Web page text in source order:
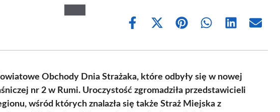
Share
Share
(Twitter)
Share Share Share Share
Obchody Dnia Strażaka, które odbyły się w nowej
nr 2 w Rumi. Uroczystość zgromadziła przedstawicieli
wśród których znalazła się także Straż Miejska z